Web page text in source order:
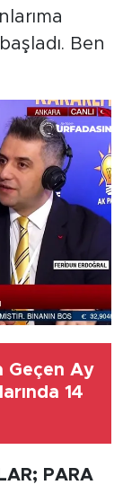
Ben
Geçen Ay
14
PARA